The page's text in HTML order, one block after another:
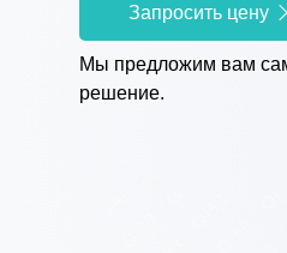
Запросить цену
Мы предложим вам
решение.